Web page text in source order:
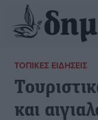
ΤΟΠΙΚΈΣ ΕΙΔΉΣΕΙΣ
και